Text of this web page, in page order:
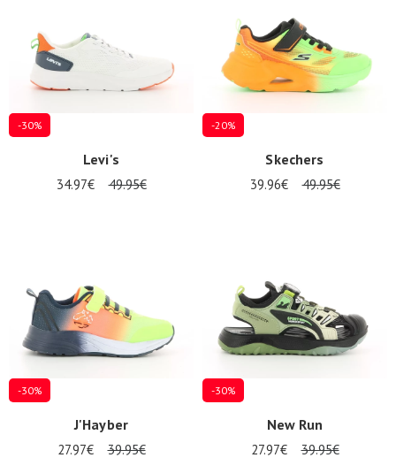
-30%
Levi's
34.97€ 49.95€
-20%
Skechers
39.96€ 49.95€
-30%
J'Hayber
27.97€ 39.95€
-30%
New Run
27.97€ 39.95€